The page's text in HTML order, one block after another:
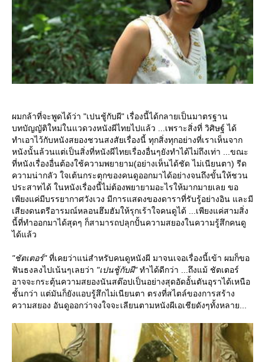
ผมกล้าที่จะพูดได้ว่า "เปนชู้กับผี" เรื่องนี้ได้กลายเป็นมาตรฐาน
บทบัญญัติใหม่ในแวดวงหนังผีไทยไปแล้ว ...เพราะสิ่งที่ วิศิษฐ์ ได้
ทำเอาไว้กับหนังสยองชวนสงสัยเรื่องนี้ ทุกสิ่งทุกอย่างที่เราเห็นจาก
หนังนั้นล้วนแต่เป็นสิ่งที่หนังผีไทยเรื่องอื่นๆยังทำได้ไม่ถึงเท่า ...ขณะ
ที่หนังเรื่องอื่นต้องใช้ความพยายาม(อย่างเห็นได้ชัด ไม่เนียนตา) รีด
ความน่ากลัว ใจเต้นกระตุกของคนดูออกมาได้อย่างจนถึงขั้นให้ชวน
ประสาทได้ ในหนังเรื่องนี้ไม่ต้องพยายามอะไรให้มากมายเลย ขอ
เพียงแค่มีบรรยากาศวังเวง มีการแสดงของดาราที่รับรู้อย่างอิน และมี
เสียงดนตรีอารมณ์หลอนฮึมฮัมให้รุกเร้าใจคนดูได้ ...เพียงแค่สามสิ่ง
นี้ที่ทำออกมาได้สุดๆ ก็สามารถปลุกปั้นความสยองในความรู้สึกคนดู
ได้แล้ว
"ชัตเตอร์"ที่เคยว่าแน่สำหรับคนดูหนังผี มาจนเจอเรื่องนี้เข้า ผมก็ขอ
ฟันธงลงไปเน้นๆเลยว่า "เปนชู้กับผี"ทำได้ดีกว่า ...ถึงแม้ ชัตเตอร์
อาจจะกระตุ้นความสยองนันสต๊อปเป็นอย่างสุดอัดอั้นตันอุราได้เหนือ
ชั้นกว่า แต่มันก็ยังแอบรู้สึกไม่เนียนตา ตรงที่สไตล์ของการสร้าง
ความสยอง อันดูออกว่าจงใจจะเลียนตามหนังผีเอเชียดังๆทั้งหลาย...